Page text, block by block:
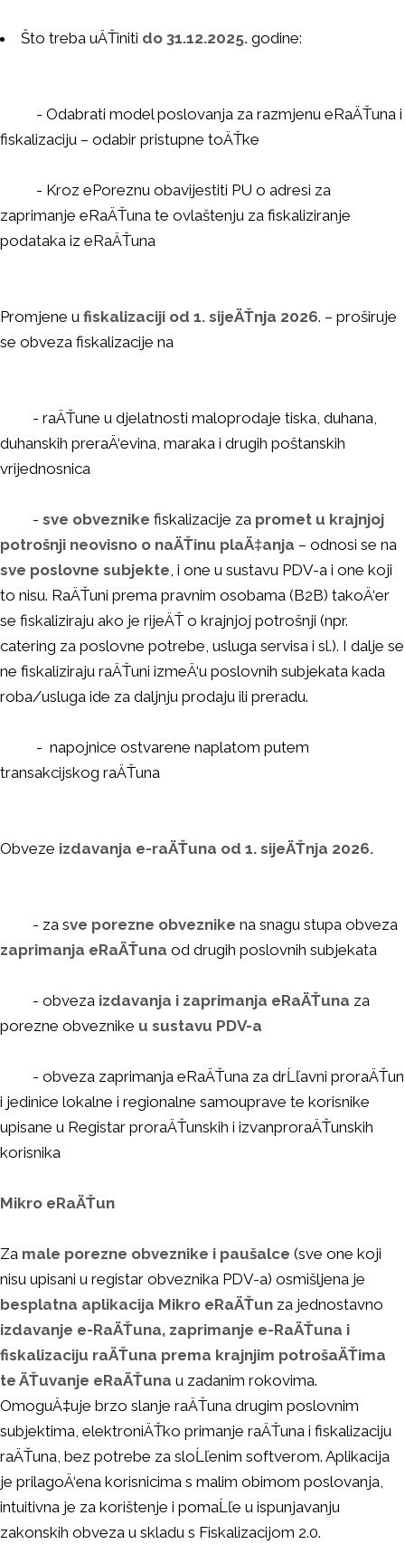
Što treba uÄŤiniti do 31.12.2025. godine:
- Odabrati model poslovanja za razmjenu eRaÄŤuna i
fiskalizaciju – odabir pristupne toÄŤke
- Kroz ePoreznu obavijestiti PU o adresi za
zaprimanje eRaÄŤuna te ovlaštenju za fiskaliziranje
podataka iz eRaÄŤuna
Promjene u fiskalizaciji od 1. sijeÄŤnja 2026. – proširuje
se obveza fiskalizacije na
- raÄŤune u djelatnosti maloprodaje tiska, duhana,
duhanskih preraÄ‘evina, maraka i drugih poštanskih
vrijednosnica
- sve obveznike fiskalizacije za promet u krajnjoj
potrošnji neovisno o naÄŤinu plaÄ‡anja – odnosi se na
sve poslovne subjekte, i one u sustavu PDV-a i one koji
to nisu. RaÄŤuni prema pravnim osobama (B2B) takoÄ‘er
se fiskaliziraju ako je rijeÄŤ o krajnjoj potrošnji (npr.
catering za poslovne potrebe, usluga servisa i sl.). I dalje se
ne fiskaliziraju raÄŤuni izmeÄ‘u poslovnih subjekata kada
roba/usluga ide za daljnju prodaju ili preradu.
- napojnice ostvarene naplatom putem
transakcijskog raÄŤuna
Obveze izdavanja e-raÄŤuna od 1. sijeÄŤnja 2026.
- za sve porezne obveznike na snagu stupa obveza
zaprimanja eRaÄŤuna od drugih poslovnih subjekata
- obveza izdavanja i zaprimanja eRaÄŤuna za
porezne obveznike u sustavu PDV-a
- obveza zaprimanja eRaÄŤuna za drĹľavni proraÄŤun
i jedinice lokalne i regionalne samouprave te korisnike
upisane u Registar proraÄŤunskih i izvanproraÄŤunskih
korisnika
Mikro eRaÄŤun
Za male porezne obveznike i paušalce (sve one koji
nisu upisani u registar obveznika PDV-a) osmišljena je
besplatna aplikacija Mikro eRaÄŤun za jednostavno
izdavanje e-RaÄŤuna, zaprimanje e-RaÄŤuna i
fiskalizaciju raÄŤuna prema krajnjim potrošaÄŤima
te ÄŤuvanje eRaÄŤuna u zadanim rokovima.
OmoguÄ‡uje brzo slanje raÄŤuna drugim poslovnim
subjektima, elektroniÄŤko primanje raÄŤuna i fiskalizaciju
raÄŤuna, bez potrebe za sloĹľenim softverom. Aplikacija
je prilagoÄ‘ena korisnicima s malim obimom poslovanja,
intuitivna je za korištenje i pomaĹľe u ispunjavanju
zakonskih obveza u skladu s Fiskalizacijom 2.0.